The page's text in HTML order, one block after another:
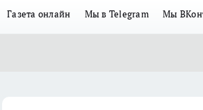
Газета онлайн Мы в Telegram Мы